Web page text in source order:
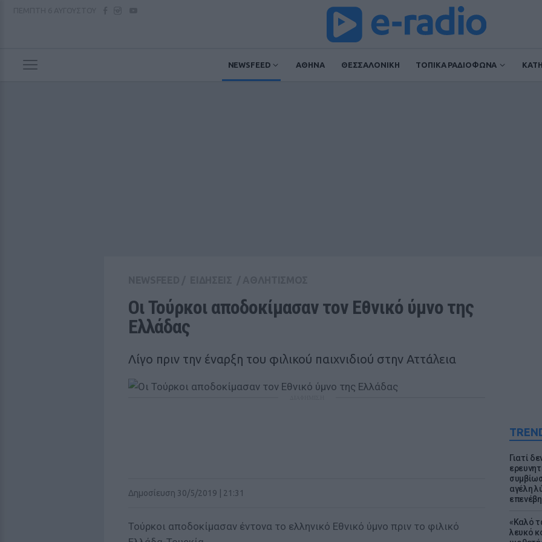
NEWSFEED ΑΘΗΝΑ ΘΕΣΣΑΛΟΝΙΚΗ ΤΟΠΙΚΑ ΡΑΔΙΟΦΩΝΑ
Γιατί
αγέλη
επενέβη
«Καλό
λευκό
Οι Τούρκοι αποδοκίμασαν τον Εθνικό ύμνο της
Ελλάδας
Λίγο πριν την έναρξη του φιλικού παιχνιδιού στην Αττάλεια
Δημοσίευση 30/5/2019 | 21:31
Τούρκοι αποδοκίμασαν έντονα το ελληνικό Εθνικό ύμνο πριν το φιλικό